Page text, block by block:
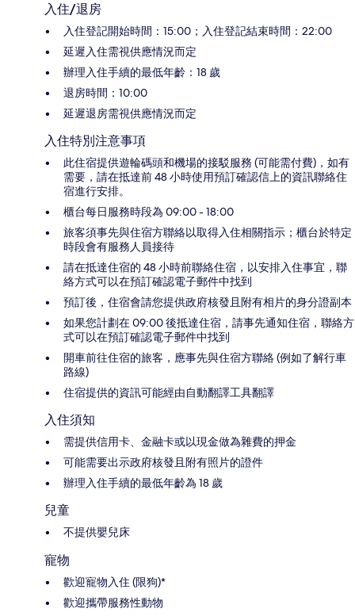
入住/退房
入住登記開始時間：15:00；入住登記結束時間：22:00
延遲入住需視供應情況而定
辦理入住手續的最低年齡：18 歲
退房時間：10:00
延遲退房需視供應情況而定
入住特別注意事項
此住宿提供遊輪碼頭和機場的接駁服務 (可能需付費)，如有
需要，請在抵達前 48 小時使用預訂確認信上的資訊聯絡住
宿進行安排。
櫃台每日服務時段為 09:00 - 18:00
旅客須事先與住宿方聯絡以取得入住相關指示；櫃台於特定
時段會有服務人員接待
請在抵達住宿的 48 小時前聯絡住宿，以安排入住事宜，聯
絡方式可以在預訂確認電子郵件中找到
預訂後，住宿會請您提供政府核發且附有相片的身分證副本
如果您計劃在 09:00 後抵達住宿，請事先通知住宿，聯絡方
式可以在預訂確認電子郵件中找到
開車前往住宿的旅客，應事先與住宿方聯絡 (例如了解行車
路線)
住宿提供的資訊可能經由自動翻譯工具翻譯
入住須知
需提供信用卡、金融卡或以現金做為雜費的押金
可能需要出示政府核發且附有照片的證件
辦理入住手續的最低年齡為 18 歲
兒童
不提供嬰兒床
寵物
歡迎寵物入住 (限狗)*
歡迎攜帶服務性動物